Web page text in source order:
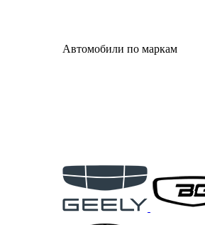
Автомобили по маркам